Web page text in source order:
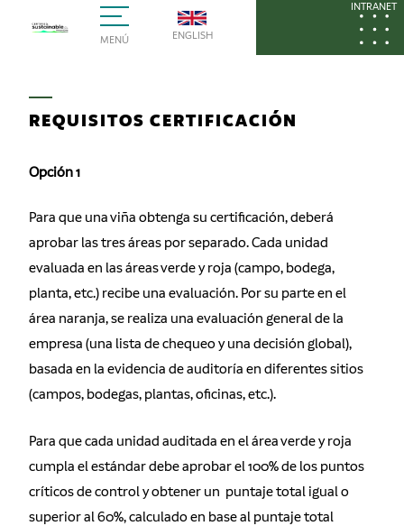
MENÚ ENGLISH
INTRANET
REQUISITOS CERTIFICACIÓN
Opción 1
Para que una viña obtenga su certificación, deberá
aprobar las tres áreas por separado. Cada unidad
evaluada en las áreas verde y roja (campo, bodega,
planta, etc.) recibe una evaluación. Por su parte en el
área naranja, se realiza una evaluación general de la
empresa (una lista de chequeo y una decisión global),
basada en la evidencia de auditoría en diferentes sitios
(campos, bodegas, plantas, oficinas, etc.).
Para que cada unidad auditada en el área verde y roja
cumpla el estándar debe aprobar el 100% de los puntos
críticos de control y obtener un puntaje total igual o
superior al 60%, calculado en base al puntaje total